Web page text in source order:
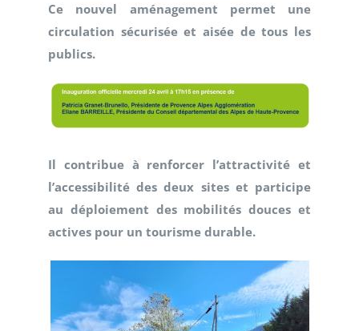
Ce nouvel aménagement permet une
circulation sécurisée et aisée de tous les
publics.
Il contribue à renforcer l’attractivité et
l’accessibilité des deux sites et participe
au déploiement des mobilités douces et
actives pour un tourisme durable.